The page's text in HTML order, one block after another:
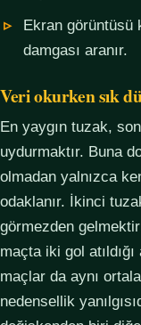
Ekran görüntüsü
damgası aranır.
Veri okurken sık
En yaygın tuzak,
uydurmaktır. Buna
olmadan yalnızca
odaklanır. İkinci
görmezden
maçta iki gol
maçlar da aynı
nedensellik